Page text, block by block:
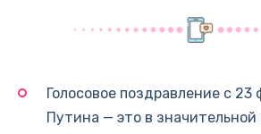
Голосовое поздравление с 23
Путина — это в значительной